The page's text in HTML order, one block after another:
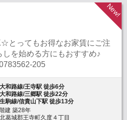
とってもお得なお家賃にご注
しを始める方にもおすすめ♪
205
大和路線/王寺駅 徒歩6分
大和路線/三郷駅 徒歩22分
生駒線/信貴山下駅 徒歩13分
建 築28年
葛城郡王寺町久度４丁目